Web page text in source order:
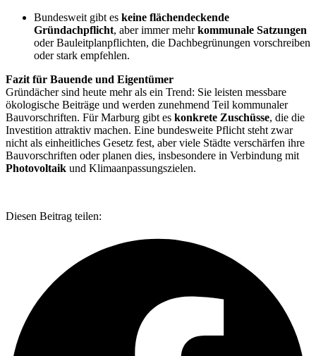
Bundesweit gibt es keine flächendeckende
Gründachpflicht, aber immer mehrkommunale Satzungen
oder Bauleitplanpflichten, die Dachbegrünungen vorschreiben
oder stark empfehlen.
Fazit für Bauende und Eigentümer
Gründächer sind heute mehr als ein Trend: Sie leisten messbare
ökologische Beiträge und werden zunehmend Teil kommunaler
Bauvorschriften. Für Marburg gibt es konkrete Zuschüsse, die die
Investition attraktiv machen. Eine bundesweite Pflicht steht zwar
nicht als einheitliches Gesetz fest, aber viele Städte verschärfen ihre
Bauvorschriften oder planen dies, insbesondere in Verbindung mit
Photovoltaik und Klimaanpassungszielen.
Diesen Beitrag teilen: